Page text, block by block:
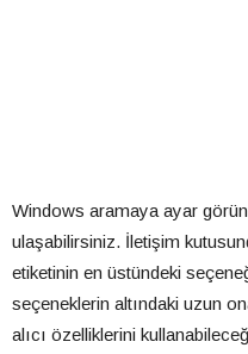
Windows aramaya ayar
ulaşabilirsiniz. İletişim
etiketinin en üstündeki
seçeneklerin altındaki uzun
alıcı özelliklerini